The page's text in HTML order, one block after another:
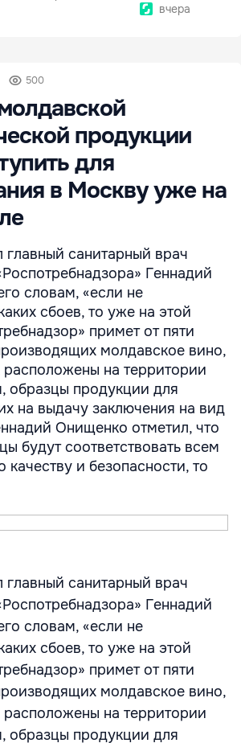
вчера
500
продукции
для
в Москву уже на
санитарный врач
Геннадий
словам, «если не
сбоев, то уже на этой
примет от пяти
молдавское вино,
расположены на территории
образцы продукции для
на выдачу заключения на вид
Онищенко отметил, что
будут соответствовать всем
качеству и безопасности, то
санитарный врач
Геннадий
словам, «если не
сбоев, то уже на этой
примет от пяти
молдавское вино,
расположены на территории
образцы продукции для